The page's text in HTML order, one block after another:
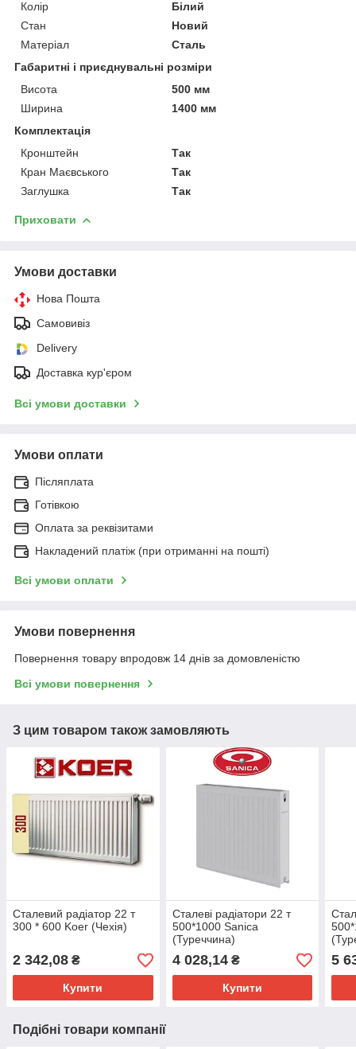
Колір
Білий
Стан
Новий
Матеріал
Сталь
Габаритні і приєднувальні розміри
Висота
500 мм
Ширина
1400 мм
Комплектація
Кронштейн
Так
Кран Маєвського
Так
Заглушка
Так
Приховати
Умови доставки
Нова Пошта
Самовивіз
Delivery
Доставка кур'єром
Всі умови доставки
Умови оплати
Післяплата
Готівкою
Оплата за реквізитами
Накладений платіж (при отриманні на пошті)
Всі умови оплати
Умови повернення
Повернення товару впродовж 14 днів за домовленістю
Всі умови повернення
З цим товаром також замовляють
Сталевий радіатор 22 т
300 * 600 Koer (Чехія)
2 342,08 ₴
Купити
Сталеві радіатори 22 т
500*1000 Sanica
(Туреччина)
4 028,14₴
Купити
5
Подібні товари компанії